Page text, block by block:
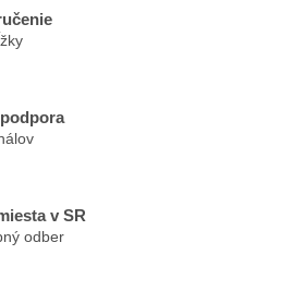
ý
p
v SR
odber